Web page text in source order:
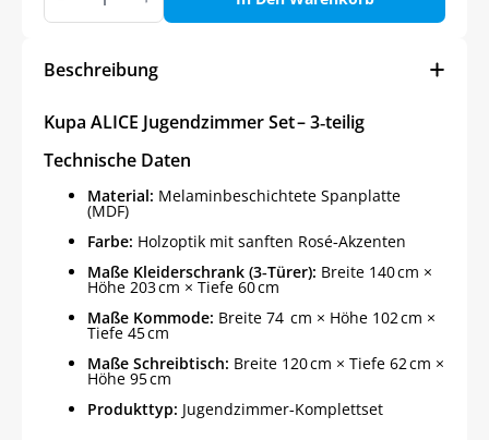
Jugendzimmer,
Menge
Beschreibung
Kupa ALICE Jugendzimmer Set – 3‑teilig
Technische Daten
Material: Melaminbeschichtete Spanplatte
(MDF)
Farbe: Holzoptik mit sanften Rosé‑Akzenten
Maße Kleiderschrank (3‑Türer): Breite 140 cm ×
Höhe 203 cm × Tiefe 60 cm
Maße Kommode: Breite 74 cm × Höhe 102 cm ×
Tiefe 45 cm
Maße Schreibtisch: Breite 120 cm × Tiefe 62 cm ×
Höhe 95 cm
Produkttyp: Jugendzimmer‑Komplettset